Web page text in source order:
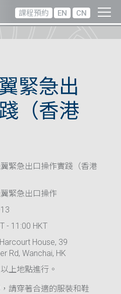
課程預約 EN CN
緊急出
（香港
緊急出口操作實踐（香港
緊急出口操作
- 11:00 HKT
House, 39
Rd, Wanchai, HK
上地點進行。
請穿著合適的服裝和鞋